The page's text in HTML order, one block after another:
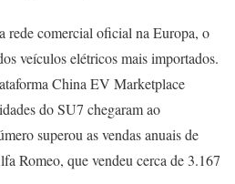
rede comercial oficial na Europa, o
veículos elétricos mais importados.
China EV Marketplace
do SU7 chegaram ao
superou as vendas anuais de
Romeo, que vendeu cerca de 3.167